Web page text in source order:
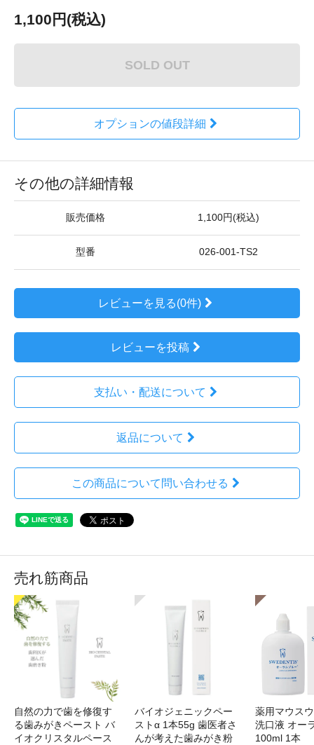
1,100円(税込)
SOLD OUT
オプションの値段詳細
その他の詳細情報
販売価格 1,100円(税込)
型番 026-001-TS2
レビューを見る(0件)
レビューを投稿
支払い・配送について
返品について
この商品について問い合わせる
売れ筋商品
自然の力で歯を修復す
る歯みがきペースト バ
イオクリスタルペース
バイオジェニックペー
ストα 1本55g 歯医者さ
んが考えた歯みがき粉
薬用マウス
洗口液 オー
100ml 1本